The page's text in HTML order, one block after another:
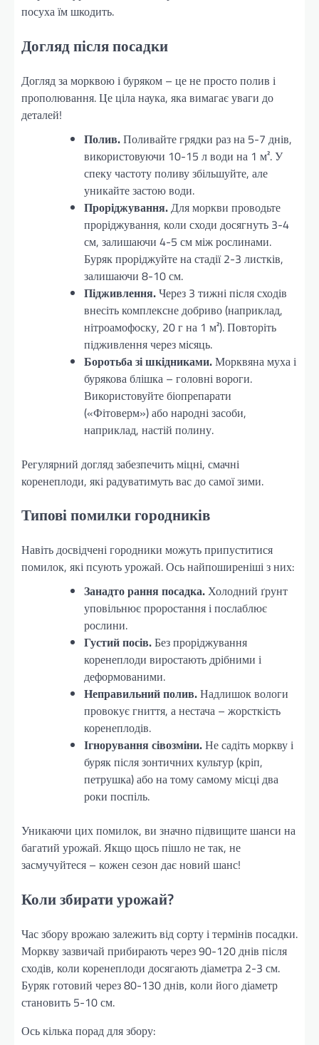
посуха їм шкодить.
Догляд після посадки
Догляд за морквою і буряком – це не просто полив і
прополювання. Це ціла наука, яка вимагає уваги до
деталей!
Полив.Поливайте грядки раз на 5-7 днів,
використовуючи 10-15 л води на 1 м². У
спеку частоту поливу збільшуйте, але
уникайте застою води.
Проріджування.Для моркви проводьте
проріджування, коли сходи досягнуть 3-4
см, залишаючи 4-5 см між рослинами.
Буряк проріджуйте на стадії 2-3 листків,
залишаючи 8-10 см.
Підживлення.Через 3 тижні після сходів
внесіть комплексне добриво (наприклад,
нітроамофоску, 20 г на 1 м²). Повторіть
підживлення через місяць.
Боротьба зі шкідниками.Морквяна муха і
бурякова блішка – головні вороги.
Використовуйте біопрепарати
(«Фітоверм») або народні засоби,
наприклад, настій полину.
Регулярний догляд забезпечить міцні, смачні
коренеплоди, які радуватимуть вас до самої зими.
Типові помилки городників
Навіть досвідчені городники можуть припуститися
помилок, які псують урожай. Ось найпоширеніші з них:
Занадто рання посадка.Холодний ґрунт
уповільнює проростання і послаблює
рослини.
Густий посів.Без проріджування
коренеплоди виростають дрібними і
деформованими.
Неправильний полив.Надлишок вологи
провокує гниття, а нестача – жорсткість
коренеплодів.
Ігнорування сівозміни.Не садіть моркву і
буряк після зонтичних культур (кріп,
петрушка) або на тому самому місці два
роки поспіль.
Уникаючи цих помилок, ви значно підвищите шанси на
багатий урожай. Якщо щось пішло не так, не
засмучуйтеся – кожен сезон дає новий шанс!
Коли збирати урожай?
Час збору врожаю залежить від сорту і термінів посадки.
Моркву зазвичай прибирають через 90-120 днів після
сходів, коли коренеплоди досягають діаметра 2-3 см.
Буряк готовий через 80-130 днів, коли його діаметр
становить 5-10 см.
Ось кілька порад для збору: